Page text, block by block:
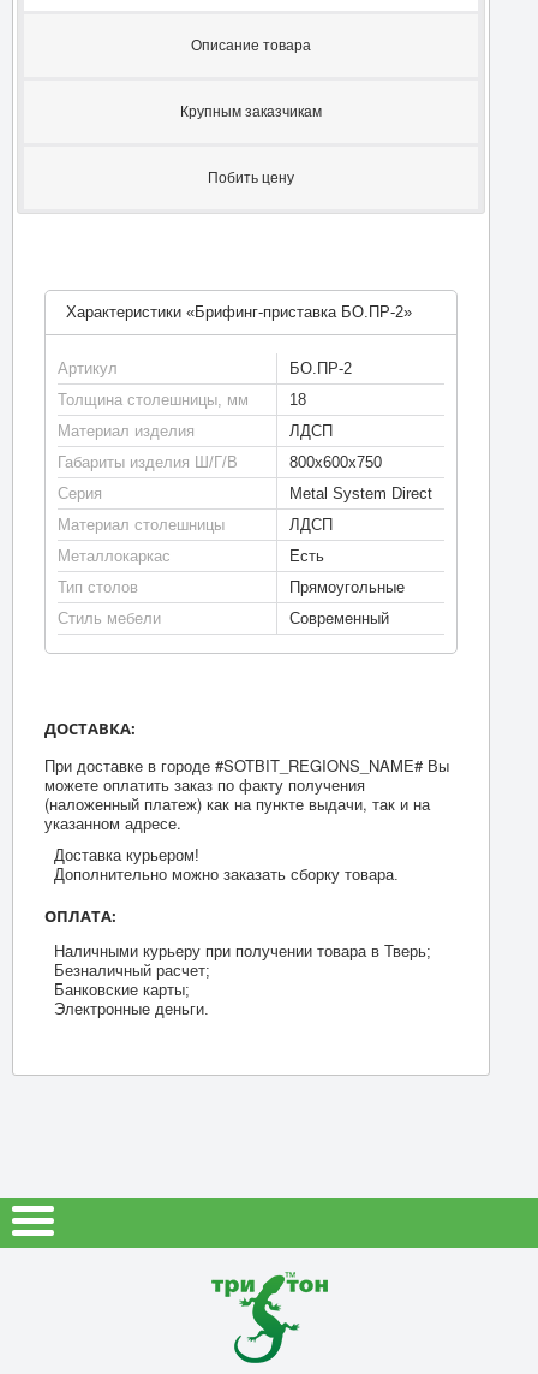
Описание товара
Крупным заказчикам
Побить цену
Характеристики «Брифинг-приставка БО.ПР-2»
Артикул
БО.ПР-2
Толщина столешницы, мм
18
Материал изделия
ЛДСП
Габариты изделия Ш/Г/В
800х600х750
Серия
Metal System Direct
Материал столешницы
ЛДСП
Металлокаркас
Есть
Тип столов
Прямоугольные
Стиль мебели
Современный
ДОСТАВКА:
При доставке в городе #SOTBIT_REGIONS_NAME# Вы
можете оплатить заказ по факту получения
(наложенный платеж) как на пункте выдачи, так и на
указанном адресе.
Доставка курьером!
Дополнительно можно заказать сборку товара.
ОПЛАТА:
Наличными курьеру при получении товара в Тверь;
Безналичный расчет;
Банковские карты;
Электронные деньги.